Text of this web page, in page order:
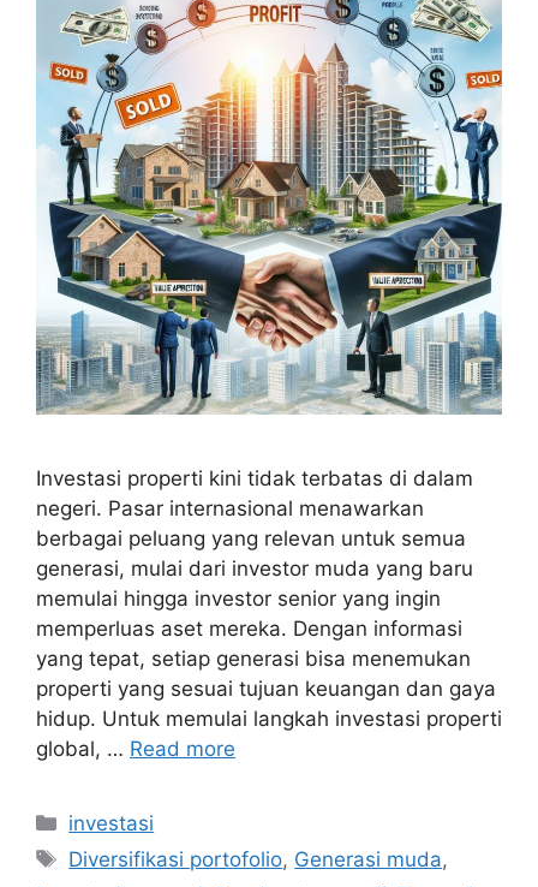
Investasi properti kini tidak terbatas di dalam
negeri. Pasar internasional menawarkan
berbagai peluang yang relevan untuk semua
generasi, mulai dari investor muda yang baru
memulai hingga investor senior yang ingin
memperluas aset mereka. Dengan informasi
yang tepat, setiap generasi bisa menemukan
properti yang sesuai tujuan keuangan dan gaya
hidup. Untuk memulai langkah investasi properti
global, … Read more
Categories
investasi
Tags
Diversifikasi portofolio, Generasi muda,